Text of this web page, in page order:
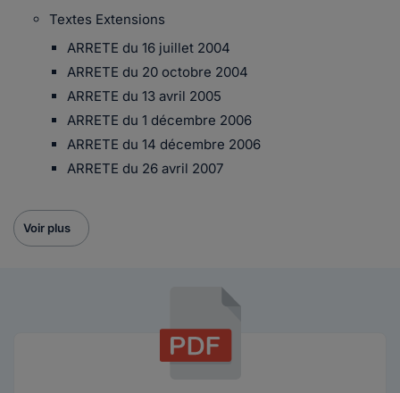
Textes Extensions
ARRETE du 16 juillet 2004
ARRETE du 20 octobre 2004
ARRETE du 13 avril 2005
ARRETE du 1 décembre 2006
ARRETE du 14 décembre 2006
ARRETE du 26 avril 2007
Voir plus